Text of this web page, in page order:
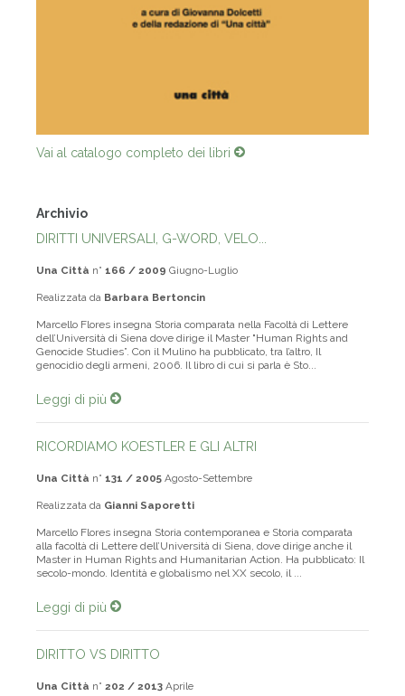
Vai al catalogo completo dei libri
DIRITTI UNIVERSALI, G-WORD, VELO...
Marcello Flores insegna Storia comparata nella Facoltà di Lettere
dell’Università di Siena dove dirige il Master "Human Rights and
Genocide Studies”. Con il Mulino ha pubblicato, tra l’altro, Il
Leggi di più
RICORDIAMO KOESTLER E GLI ALTRI
Marcello Flores insegna Storia contemporanea e Storia comparata
alla facoltà di Lettere dell’Università di Siena, dove dirige anche il
Master in Human Rights and Humanitarian Action. Ha pubblicato: Il
Leggi di più
DIRITTO VS DIRITTO